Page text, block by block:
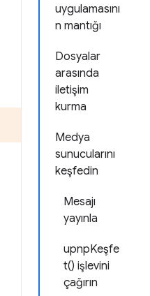
uygulamasını
n mantığı
Dosyalar
arasında
iletişim
kurma
Medya
sunucularını
keşfedin
Mesajı
yayınla
upnpKeşfe
t() işlevini
çağırın